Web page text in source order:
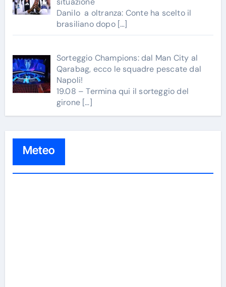
Danilo a oltranza: Conte ha scelto il
brasiliano dopo […]
Sorteggio Champions: dal Man City al
Qarabag, ecco le squadre pescate dal
Napoli!
19.08 – Termina qui il sorteggio del
girone […]
Meteo